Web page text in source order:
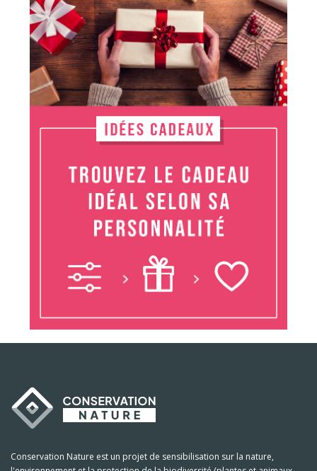
Conservation Nature est un projet de sensibilisation sur la nature,